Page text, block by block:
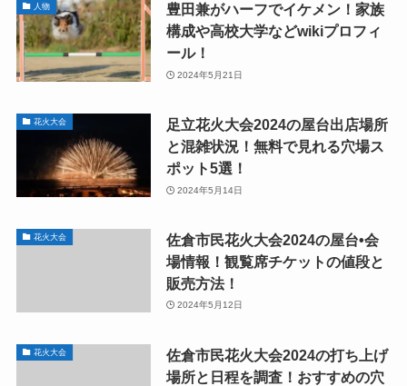
人物
豊田兼がハーフでイケメン！家族
構成や高校大学などwikiプロフィ
ール！
2024年5月21日
花火大会
足立花火大会2024の屋台出店場所
と混雑状況！無料で見れる穴場ス
ポット5選！
2024年5月14日
花火大会
佐倉市民花火大会2024の屋台•会
場情報！観覧席チケットの値段と
販売方法！
2024年5月12日
花火大会
佐倉市民花火大会2024の打ち上げ
場所と日程を調査！おすすめの穴